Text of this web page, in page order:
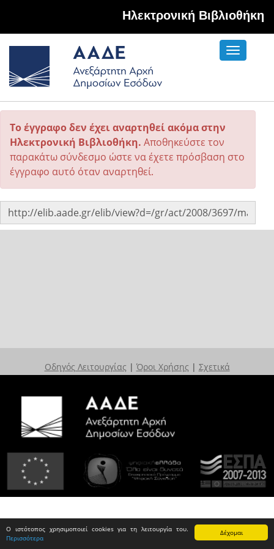
Δέχομαι
Ο ιστότοπος χρησιμοποιεί cookies για τη λειτουργία του.
Περισσότερα
Hλεκτρονική Βιβλιοθήκη
Toggle
Το έγγραφο δεν έχει αναρτηθεί ακόμα στην
Ηλεκτρονική Βιβλιοθήκη. Αποθηκεύστε τον
παρακάτω σύνδεσμο ώστε να έχετε πρόσβαση στο
έγγραφο αυτό όταν αναρτηθεί.
Οδηγός Λειτουργίας | Όροι Χρήσης | Σχετικά